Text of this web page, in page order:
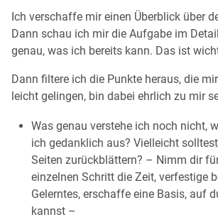
Ich verschaffe mir einen Überblick über
Dann schau ich mir die Aufgabe im
genau, was ich bereits kann. Das ist
Dann filtere ich die Punkte heraus, die
leicht gelingen, bin dabei ehrlich zu mir
Was genau verstehe ich noch nicht,
ich gedanklich aus? Vielleicht
Seiten zurückblättern? – Nimm dir
einzelnen Schritt die Zeit, verfestige
Gelerntes, erschaffe eine Basis, auf
kannst –